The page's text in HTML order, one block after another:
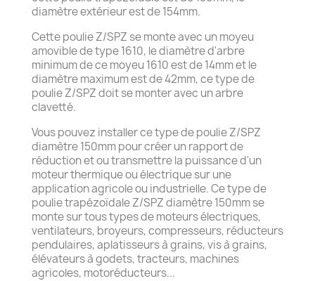
diamètre extérieur est de 154mm.
Cette poulie Z/SPZ se monte avec un moyeu
amovible de type 1610, le diamètre d'arbre
minimum de ce moyeu 1610 est de 14mm et le
diamètre maximum est de 42mm, ce type de
poulie Z/SPZ doit se monter avec un arbre
clavetté.
Vous pouvez installer ce type de poulie Z/SPZ
diamètre 150mm pour créer un rapport de
réduction et ou transmettre la puissance d'un
moteur thermique ou électrique sur une
application agricole ou industrielle. Ce type de
poulie trapézoïdale Z/SPZ diamètre 150mm se
monte sur tous types de moteurs électriques,
ventilateurs, broyeurs, compresseurs, réducteurs
pendulaires, aplatisseurs à grains, vis à grains,
élévateurs à godets, tracteurs, machines
agricoles, motoréducteurs...